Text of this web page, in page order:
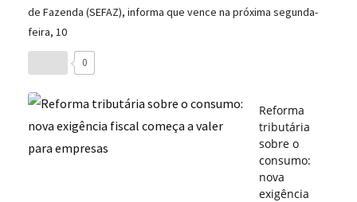
de Fazenda (SEFAZ), informa que vence na próxima segunda-
feira, 10
0
Reforma
tributária
sobre o
consumo:
nova
exigência